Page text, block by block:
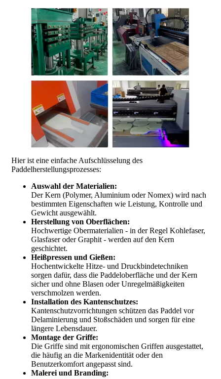
Hier ist eine einfache Aufschlüsselung des
Paddelherstellungsprozesses:
Auswahl der Materialien:
Der Kern (Polymer, Aluminium oder Nomex) wird nach
bestimmten Eigenschaften wie Leistung, Kontrolle und
Gewicht ausgewählt.
Herstellung von Oberflächen:
Hochwertige Obermaterialien - in der Regel Kohlefaser,
Glasfaser oder Graphit - werden auf den Kern
geschichtet.
Heißpressen und Gießen:
Hochentwickelte Hitze- und Druckbindetechniken
sorgen dafür, dass die Paddeloberfläche und der Kern
sicher und ohne Blasen oder Unregelmäßigkeiten
verschmolzen werden.
Installation des Kantenschutzes:
Kantenschutzvorrichtungen schützen das Paddel vor
Delaminierung und Stoßschäden und sorgen für eine
längere Lebensdauer.
Montage der Griffe:
Die Griffe sind mit ergonomischen Griffen ausgestattet,
die häufig an die Markenidentität oder den
Benutzerkomfort angepasst sind.
Malerei und Branding: